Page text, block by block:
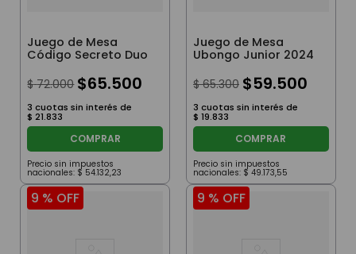
Juego de Mesa
Código Secreto Duo
$ 72.000 $65.500
3 cuotas sin interés de
$ 21.833
COMPRAR
Precio sin impuestos
nacionales: $ 54.132,23
Juego de Mesa
Ubongo Junior 2024
$ 65.300 $59.500
3 cuotas sin interés de
$ 19.833
COMPRAR
Precio sin impuestos
nacionales: $ 49.173,55
9 % OFF 9 % OFF